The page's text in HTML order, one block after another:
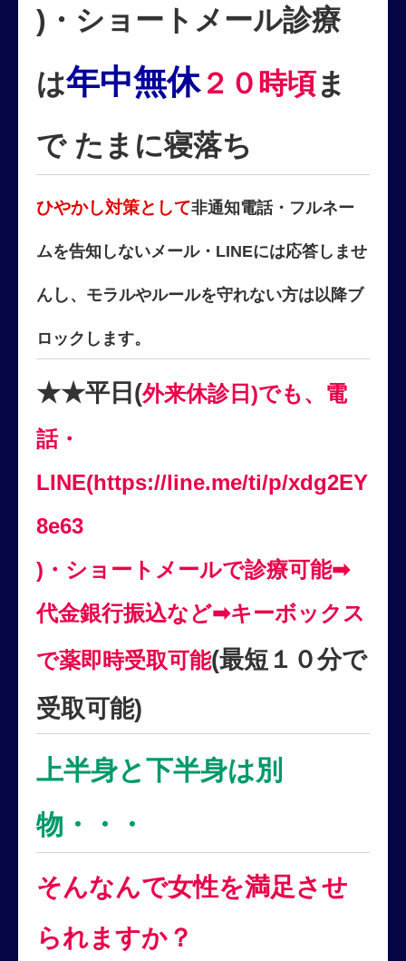
)・ショートメール診療
は年中無休２０時頃ま
で たまに寝落ち
ひやかし対策として非通知電話・フルネー
ムを告知しないメール・LINEには応答しませ
ん し 、モラルやルールを守れない方は以降ブ
ロックします。
★★平日(外来休診日)でも、電
話・
LINE(https://line.me/ti/p/xdg2EY
8e63
)・ショートメールで診療可能➡
代金銀行振込など➡キーボックス
で薬即時受取可能(最短１０分で
受取可能)
上半身と下半身は別
物・・・
そんなんで女性を満足させ
られますか？